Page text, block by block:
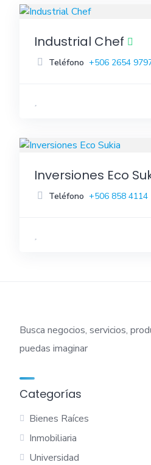
Industrial Chef
Teléfono +506 2654
Inversiones Eco
Teléfono +506 858 4114
Busca negocios, servicios,
puedas imaginar
Categorías
Bienes Raíces
Inmobiliaria
Universidad